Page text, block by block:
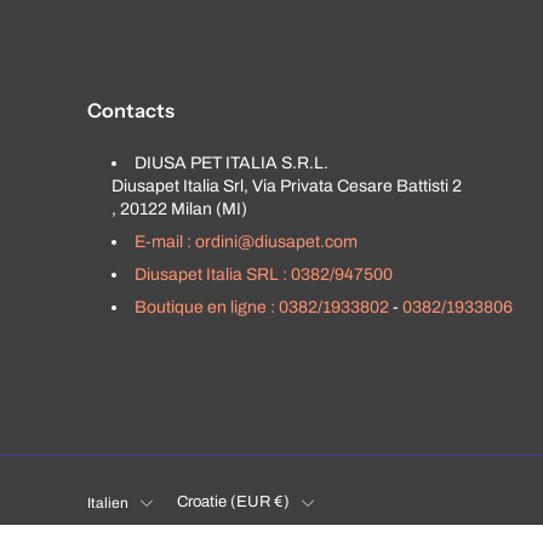
Contacts
DIUSA PET ITALIA S.R.L.
Diusapet Italia Srl, Via Privata Cesare Battisti 2
, 20122 Milan (MI)
E-mail : ordini@diusapet.com
Diusapet Italia SRL : 0382/947500
Boutique en ligne : 0382/1933802 -0382/1933806
Italien Croatie ‎(EUR €)‎